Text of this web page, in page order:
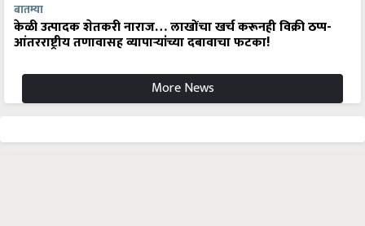
बातम्या
केळी उत्पादक शेतकरी नाराज… लाखोंचा खर्च करूनही विक्री ठप्प-
आंतरराष्ट्रीय तणावासह व्यापाऱ्यांच्या दबावाचा फटका!
More News